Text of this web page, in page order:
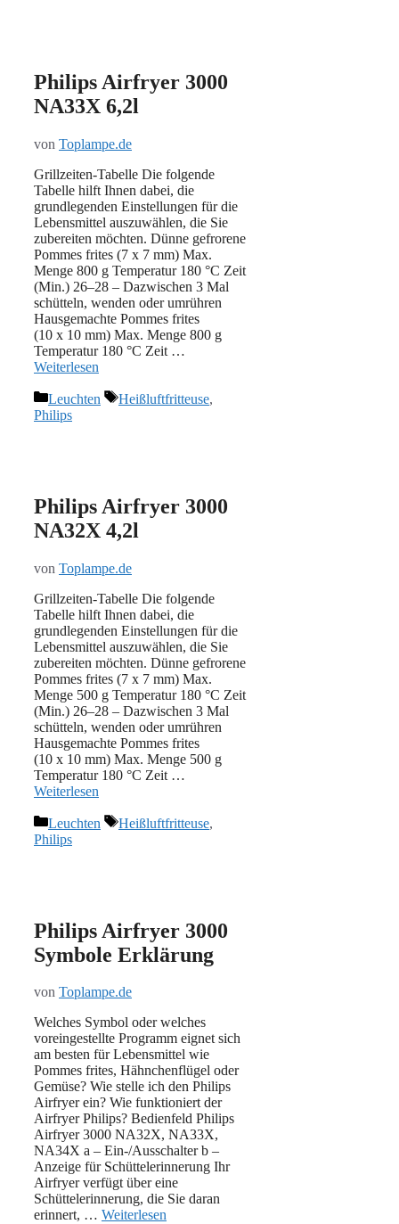
Philips Airfryer 3000
NA33X 6,2l
von Toplampe.de
Grillzeiten-Tabelle Die folgende
Tabelle hilft Ihnen dabei, die
grundlegenden Einstellungen für die
Lebensmittel auszuwählen, die Sie
zubereiten möchten. Dünne gefrorene
Pommes frites (7 x 7 mm) Max.
Menge 800 g Temperatur 180 °C Zeit
(Min.) 26–28 – Dazwischen 3 Mal
schütteln, wenden oder umrühren
Hausgemachte Pommes frites
(10 x 10 mm) Max. Menge 800 g
Temperatur 180 °C Zeit …
Weiterlesen
Kategorien
Leuchten Schlagwörter
Heißluftfritteuse,
Philips
Philips Airfryer 3000
NA32X 4,2l
von Toplampe.de
Grillzeiten-Tabelle Die folgende
Tabelle hilft Ihnen dabei, die
grundlegenden Einstellungen für die
Lebensmittel auszuwählen, die Sie
zubereiten möchten. Dünne gefrorene
Pommes frites (7 x 7 mm) Max.
Menge 500 g Temperatur 180 °C Zeit
(Min.) 26–28 – Dazwischen 3 Mal
schütteln, wenden oder umrühren
Hausgemachte Pommes frites
(10 x 10 mm) Max. Menge 500 g
Temperatur 180 °C Zeit …
Weiterlesen
Kategorien
Leuchten Schlagwörter
Heißluftfritteuse,
Philips
Philips Airfryer 3000
Symbole Erklärung
von Toplampe.de
Welches Symbol oder welches
voreingestellte Programm eignet sich
am besten für Lebensmittel wie
Pommes frites, Hähnchenflügel oder
Gemüse? Wie stelle ich den Philips
Airfryer ein? Wie funktioniert der
Airfryer Philips? Bedienfeld Philips
Airfryer 3000 NA32X, NA33X,
NA34X a – Ein-/Ausschalter b –
Anzeige für Schüttelerinnerung Ihr
Airfryer verfügt über eine
Schüttelerinnerung, die Sie daran
erinnert, … Weiterlesen